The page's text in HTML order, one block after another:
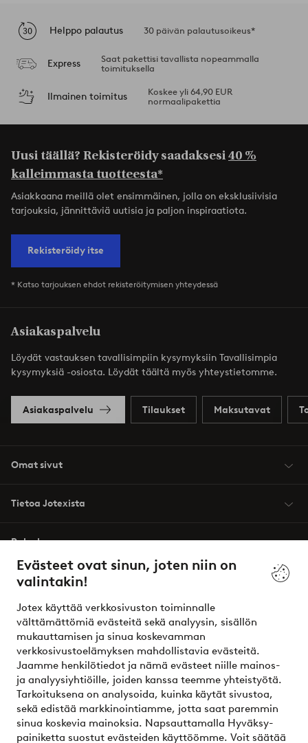
Evästeet ovat sinun, joten niin on
valintakin!
Jotex käyttää verkkosivuston toiminnalle
välttämättömiä evästeitä sekä analyysin, sisällön
mukauttamisen ja sinua koskevamman
verkkosivustoelämyksen mahdollistavia evästeitä.
Jaamme henkilötiedot ja nämä evästeet niille mainos-
ja analyysiyhtiöille, joiden kanssa teemme yhteistyötä.
Tarkoituksena on analysoida, kuinka käytät sivustoa,
sekä edistää markkinointiamme, jotta saat paremmin
sinua koskevia mainoksia. Napsauttamalla Hyväksy-
painiketta suostut evästeiden käyttöömme. Voit säätää
Helppo palautus 30 päivän palautusoikeus*
Express
Saat pakettisi tavallista nopeammalla
toimituksella
Ilmainen toimitus
Koskee yli 64,90 EUR
normaalipakettia
Uusi täällä? Rekisteröidy saadaksesi40 %
kalleimmasta tuotteesta*
Asiakkaana meillä olet ensimmäinen, jolla on eksklusiivisia
tarjouksia, jännittäviä uutisia ja paljon inspiraatiota.
Rekisteröidy itse
* Katso tarjouksen ehdot rekisteröitymisen yhteydessä
Asiakaspalvelu
Löydät vastauksen tavallisimpiin kysymyksiin Tavallisimpia
kysymyksiä -osiosta. Löydät täältä myös yhteystietomme.
Asiakaspalvelu Tilaukset Maksutavat
Omat sivut
Tietoa Jotexista
Palvelumme
Ehdot
Ystävät
Turvalliset maksut – maksa nyt tai erissä
Haluatko tietää lisää maksuvaihtoehdoistamme?
elpy